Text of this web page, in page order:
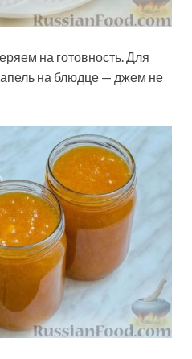
на готовность. Для
на блюдце — джем не